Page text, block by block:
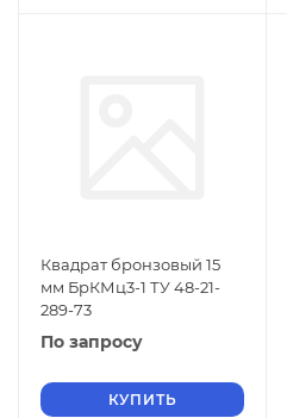
Квадрат бронзовый 15
мм БрКМц3-1 ТУ 48-21-
289-73
По запросу
КУПИТЬ